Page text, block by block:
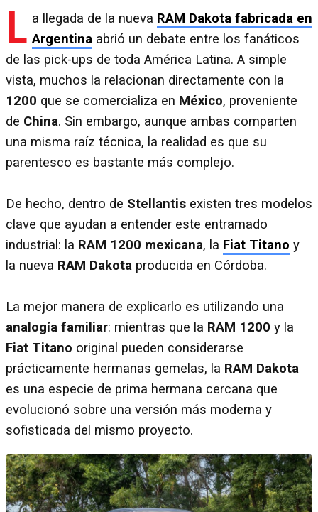
L a llegada de la nueva RAM Dakota fabricada en
Argentina abrió un debate entre los fanáticos
de las pick-ups de toda América Latina. A simple
vista, muchos la relacionan directamente con la
1200 que se comercializa en México, proveniente
de China. Sin embargo, aunque ambas comparten
una misma raíz técnica, la realidad es que su
parentesco es bastante más complejo.
De hecho, dentro de Stellantis existen tres modelos
clave que ayudan a entender este entramado
industrial: la RAM 1200 mexicana, la Fiat Titano y
la nueva RAM Dakota producida en Córdoba.
La mejor manera de explicarlo es utilizando una
analogía familiar: mientras que la RAM 1200 y la
Fiat Titano original pueden considerarse
prácticamente hermanas gemelas, la RAM Dakota
es una especie de prima hermana cercana que
evolucionó sobre una versión más moderna y
sofisticada del mismo proyecto.